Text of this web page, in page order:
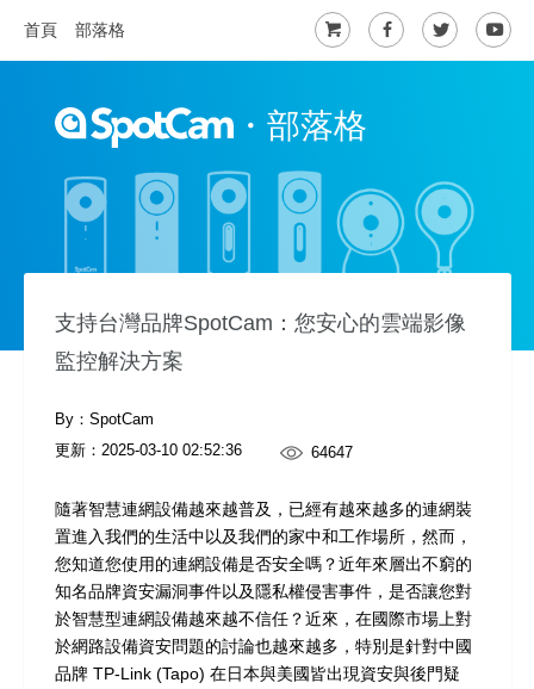
首頁 部落格
・ 部落格
支持台灣品牌SpotCam：您安心的雲端影像
監控解決方案
By：SpotCam
更新： 2025-03-10 02:52:36 64647
隨著智慧連網設備越來越普及，已經有越來越多的連網裝
置進入我們的生活中以及我們的家中和工作場所，然而，
您知道您使用的連網設備是否安全嗎？近年來層出不窮的
知名品牌資安漏洞事件以及隱私權侵害事件，是否讓您對
於智慧型連網設備越來越不信任？近來，在國際市場上對
於網路設備資安問題的討論也越來越多，特別是針對中國
品牌 TP-Link (Tapo) 在日本與美國皆出現資安與後門疑